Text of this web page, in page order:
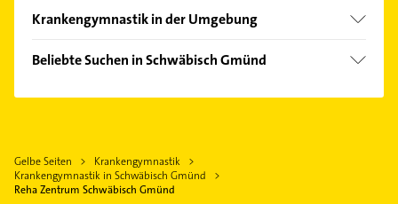
Bettringen
Straßdorf
Krankengymnastik in der Umgebung
Mutlangen
Lorch Württemberg
Mögglingen
Beliebte Suchen in Schwäbisch Gmünd
Bestatter
Schreiner
Gelbe Seiten
Krankengymnastik
Krankengymnastik in Schwäbisch Gmünd
Reha Zentrum Schwäbisch Gmünd